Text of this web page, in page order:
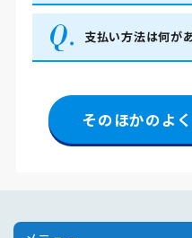
支払い方法は何が
そのほかのよ